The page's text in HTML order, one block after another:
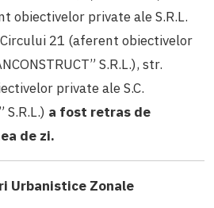
obiectivelor private ale S.R.L.
Circului 21 (aferent obiectivelor
S.R.L.), str.
private ale S.C.
S.R.L.) a fost retras de
de zi.
Urbanistice Zonale